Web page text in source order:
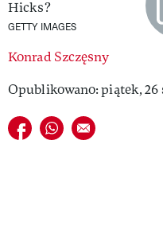
VIVA!ITAKA
MAGAZYN VIVA!
GETTY IMAGES
Konrad Szczęsny
Opublikowano: piątek, 26
Udostępnij na facebook
Udostępnij na
E-mail do